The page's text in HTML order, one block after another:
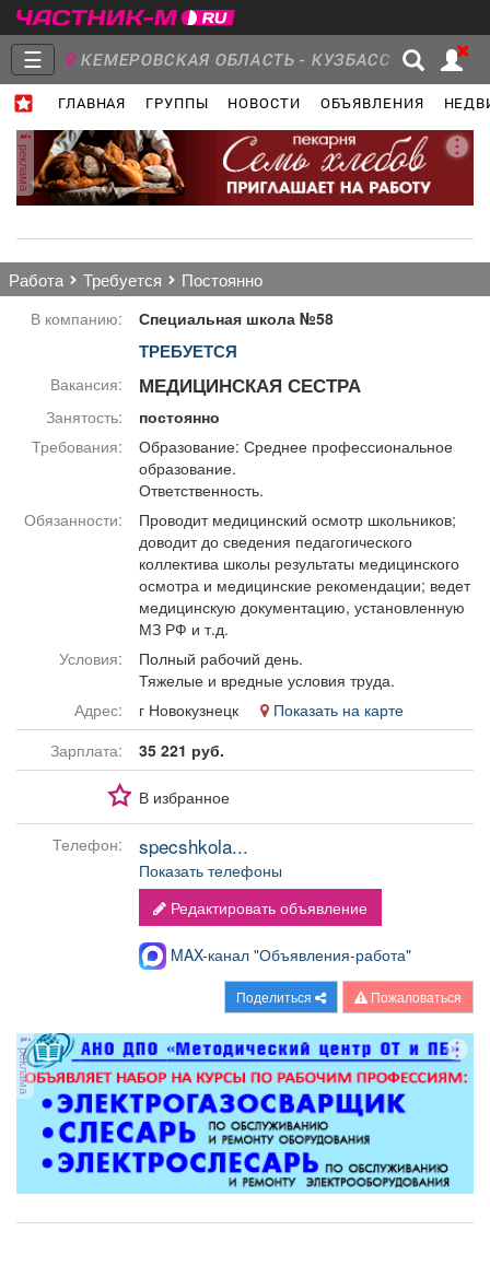
☰ КЕМЕРОВСКАЯ ОБЛАСТЬ - КУЗБАСС
ГЛАВНАЯ ГРУППЫ НОВОСТИ ОБЪЯВЛЕНИЯ
Главная
Группы Новости
Работа Транспорт Компании
Обучение
Поздравления
ТВ программа Я - пенсионер
реклама
работа требуется постоянно
В компанию: Специальная школа №58
ТРЕБУЕТСЯ
Вакансия: МЕДИЦИНСКАЯ СЕСТРА
Занятость:
постоянно
Требования:
Образование: Среднее профессиональное
образование.
Ответственность.
Обязанности:
Проводит медицинский осмотр школьников;
доводит до сведения педагогического
коллектива школы результаты медицинского
осмотра и медицинские рекомендации; ведет
медицинскую документацию, установленную
МЗ РФ и т.д.
Условия:
Полный рабочий день.
Тяжелые и вредные условия труда.
Адрес:
г Новокузнецк
Показать на карте
Зарплата:
35 221 руб.
В избранное
Телефон: specshkola...
Показать телефоны
Редактировать объявление
MAX-канал "Объявления-работа"
Поделиться Пожаловаться
реклама